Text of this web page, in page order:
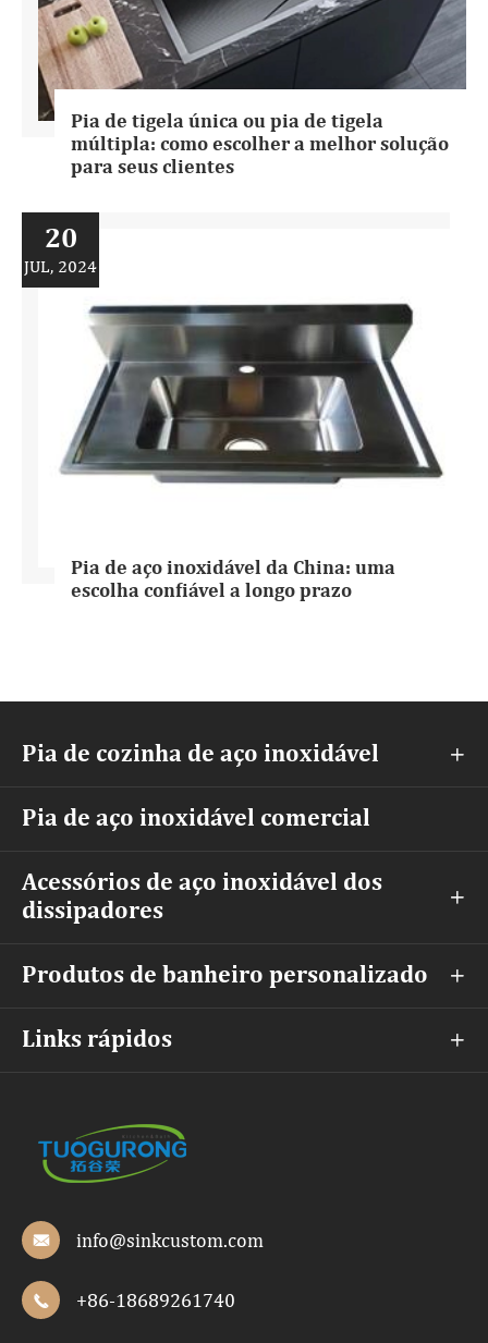
Pia de tigela única ou pia de tigela
múltipla: como escolher a melhor solução
para seus clientes
20
JUL, 2024
Pia de aço inoxidável da China: uma
escolha confiável a longo prazo
Pia de cozinha de aço inoxidável 
Pia de aço inoxidável comercial
Acessórios de aço inoxidável dos
dissipadores

Produtos de banheiro personalizado 
Links rápidos 
 info@sinkcustom.com
 +86-18689261740